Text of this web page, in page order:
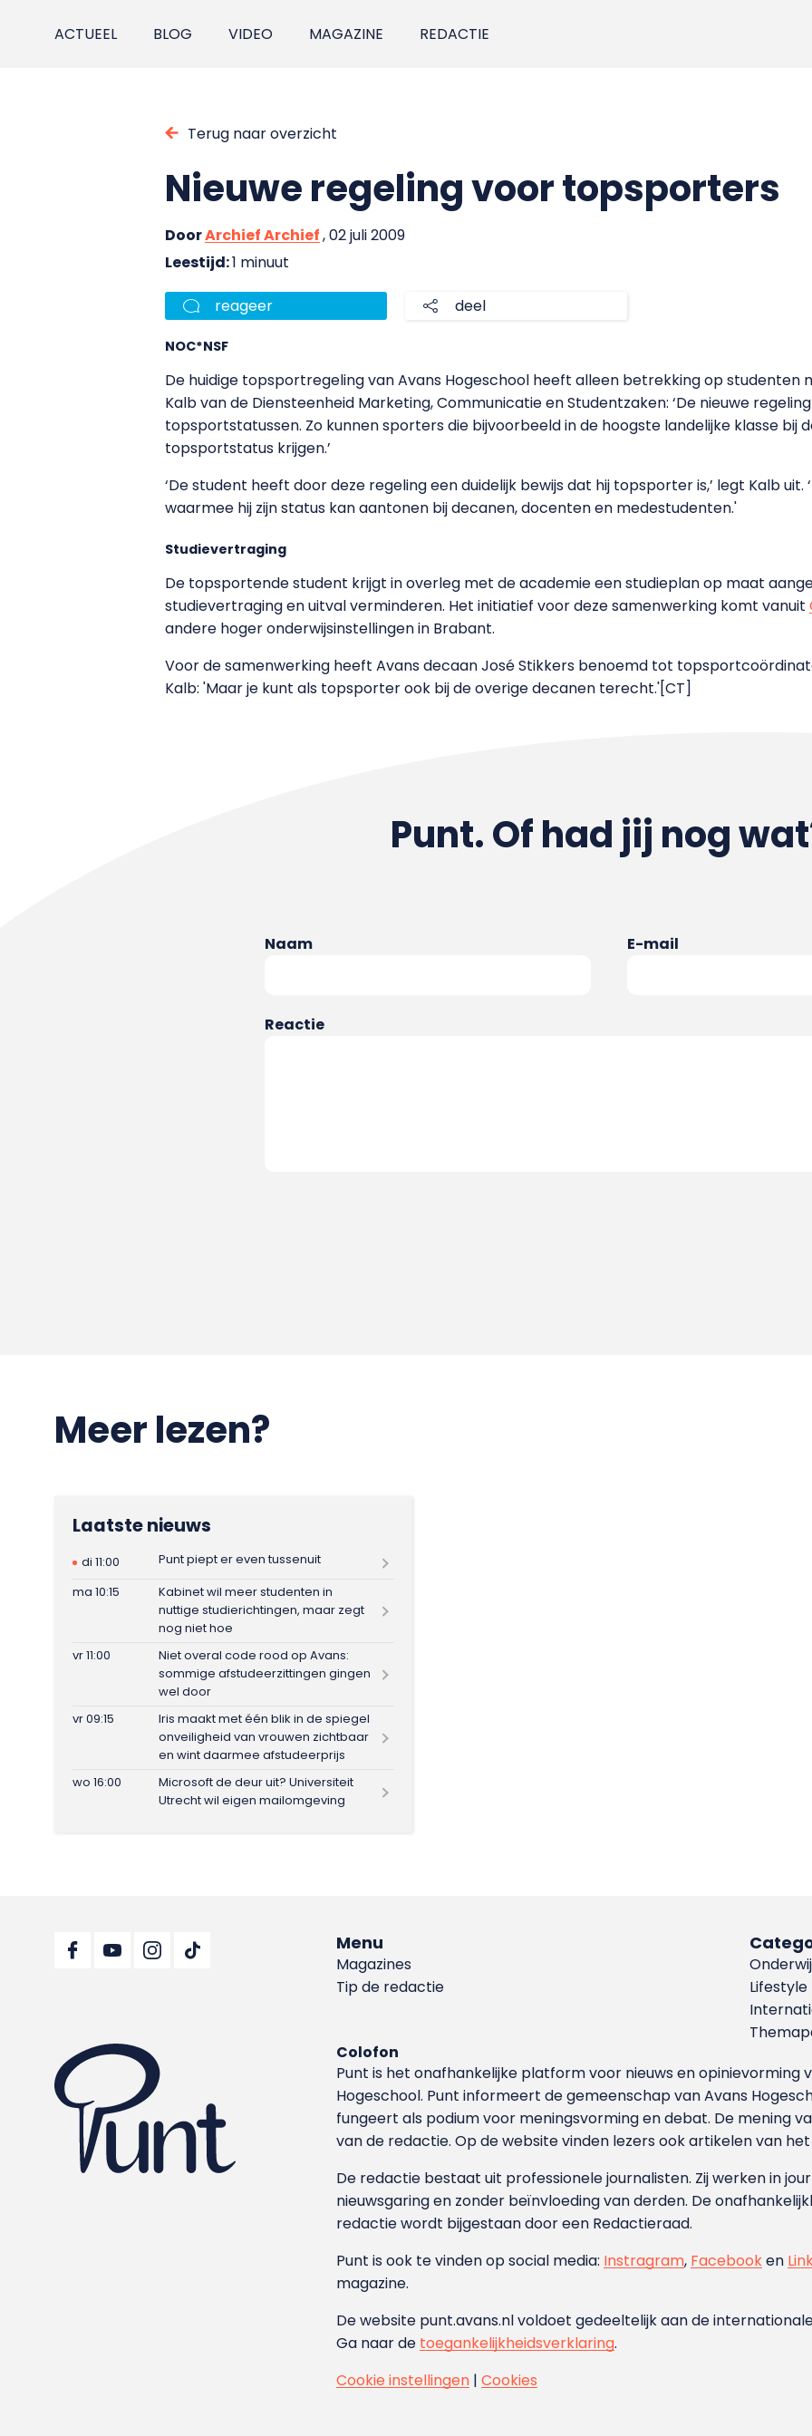
ACTUEEL BLOG VIDEO MAGAZINE REDACTIE
Terug naar overzicht
Nieuwe regeling voor topsporters
DoorArchief Archief, 02 juli 2009
Leestijd:1 minuut
reageer deel
NOC*NSF
De huidige topsportregeling van Avans Hogeschool heeft alleen betrekking op studenten
Kalb van de Diensteenheid Marketing, Communicatie en Studentzaken: ‘De nieuwe
topsportstatussen. Zo kunnen sporters die bijvoorbeeld in de hoogste landelijke klasse bij
topsportstatus krijgen.’
‘De student heeft door deze regeling een duidelijk bewijs dat hij topsporter is,’ legt Kalb
waarmee hij zijn status kan aantonen bij decanen, docenten en medestudenten.'
Studievertraging
De topsportende student krijgt in overleg met de academie een studieplan op maat
studievertraging en uitval verminderen. Het initiatief voor deze samenwerking komt vanuit
andere hoger onderwijsinstellingen in Brabant.
Voor de samenwerking heeft Avans decaan José Stikkers benoemd tot
Kalb: 'Maar je kunt als topsporter ook bij de overige decanen terecht.'[CT]
Punt. Of had jij nog
Naam E-mail
Reactie
Meer lezen?
Laatste nieuws
di 11:00
Punt piept er even tussenuit
ma 10:15
Kabinet wil meer studenten in
nuttige studierichtingen, maar zegt
nog niet hoe
vr 11:00
Niet overal code rood op Avans:
sommige afstudeerzittingen gingen
wel door
vr 09:15
Iris maakt met één blik in de spiegel
onveiligheid van vrouwen zichtbaar
en wint daarmee afstudeerprijs
wo 16:00
Microsoft de deur uit? Universiteit
Utrecht wil eigen mailomgeving
Menu
Magazines
Tip de redactie
Lifestyle
Colofon
Punt is het onafhankelijke platform voor nieuws en
Hoge­school. Punt informeert de gemeenschap van Avans
fungeert als podium voor meningsvorming en debat. De mening
van de redactie. Op de website vinden lezers ook artikelen van
De redactie bestaat uit professionele journalisten. Zij werken in
nieuwsgaring en zonder beïnvloeding van derden. De
redactie wordt bijgestaan door een Redactieraad.
Punt is ook te vinden op social media: Instragram, Facebooken
magazine.
De website punt.avans.nl voldoet gedeeltelijk aan de
Ga naar de toegankelijkheidsverklaring.
Cookie instellingen |Cookies